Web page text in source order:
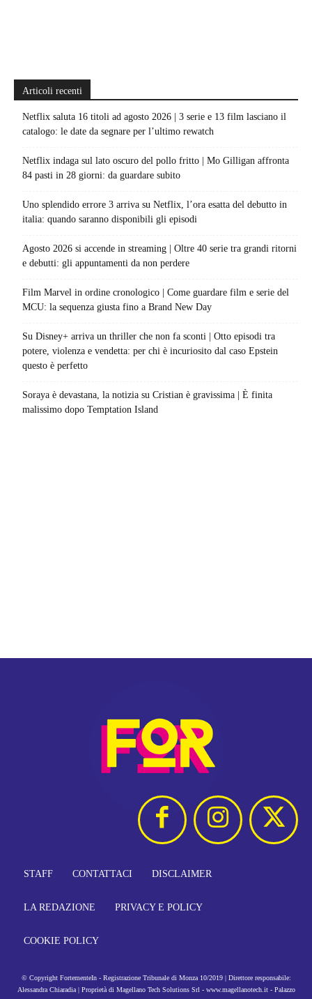
Articoli recenti
Netflix saluta 16 titoli ad agosto 2026 | 3 serie e 13 film lasciano il
catalogo: le date da segnare per l’ultimo rewatch
Netflix indaga sul lato oscuro del pollo fritto | Mo Gilligan affronta
84 pasti in 28 giorni: da guardare subito
Uno splendido errore 3 arriva su Netflix, l’ora esatta del debutto in
italia: quando saranno disponibili gli episodi
Agosto 2026 si accende in streaming | Oltre 40 serie tra grandi ritorni
e debutti: gli appuntamenti da non perdere
Film Marvel in ordine cronologico | Come guardare film e serie del
MCU: la sequenza giusta fino a Brand New Day
Su Disney+ arriva un thriller che non fa sconti | Otto episodi tra
potere, violenza e vendetta: per chi è incuriosito dal caso Epstein
questo è perfetto
Soraya è devastana, la notizia su Cristian è gravissima | È finita
malissimo dopo Temptation Island
STAFF CONTATTACI DISCLAIMER
LA REDAZIONE PRIVACY E POLICY
COOKIE POLICY
© Copyright FortementeIn - Registrazione Tribunale di Monza 10/2019 | Direttore responsabile:
Alessandra Chiaradia | Proprietà di Magellano Tech Solutions Srl - www.magellanotech.it - Palazzo